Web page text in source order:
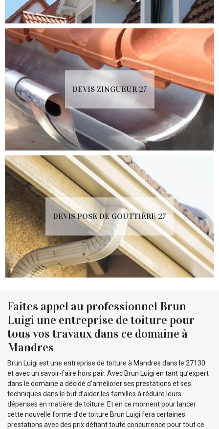
DEVIS ZINGUEUR 27
DEVIS POSE DE GOUTTIÈRE 27
Faites appel au professionnel Brun
Luigi une entreprise de toiture pour
tous vos travaux dans ce domaine à
Mandres
Brun Luigi est une entreprise de toiture à Mandres dans le 27130
et avec un savoir-faire hors pair. Avec Brun Luigi en tant qu’expert
dans le domaine a décidé d’améliorer ses prestations et ses
techniques dans le but d’aider les familles à réduire leurs
dépenses en matière de toiture. Et en ce moment pour lancer
cette nouvelle forme d’de toiture Brun Luigi fera certaines
prestations avec des prix défiant toute concurrence pour tout ce